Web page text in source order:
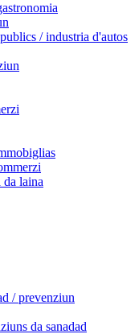
/ industria d'autos
laina
/ prevenziun
da sanadad